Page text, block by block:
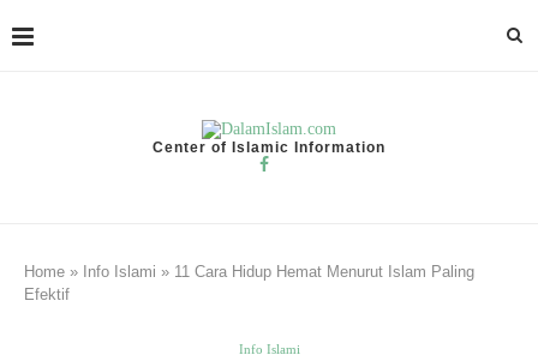
Center of Islamic Information
Home » Info Islami » 11 Cara Hidup Hemat Menurut Islam Paling
Efektif
Info Islami